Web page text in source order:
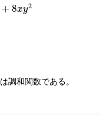
+ 8xy2
xy 2=-4x
調和関数である。